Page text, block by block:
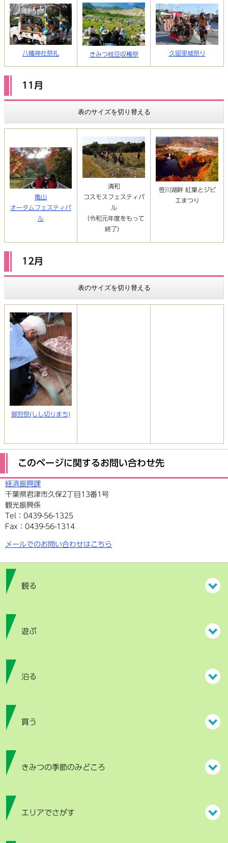
観る
遊ぶ
泊る
買う
きみつの季節のみどころ
エリアでさがす
八幡神社祭礼 きみつ枝豆収穫祭 久留里城祭り
11月
表のサイズを切り替える
亀山
オータムフェスティバ
ル
清和
コスモスフェスティバ
ル
（令和元年度をもって
終了）
笹川湖畔 紅葉とジビ
エまつり
12月
表のサイズを切り替える
御狩祭(しし切りまち)
このページに関するお問い合わせ先
経済振興課
観光振興係
千葉県君津市久保2丁目13番1号
Tel：0439-56-1325
Fax：0439-56-1314
メールでのお問い合わせはこちら